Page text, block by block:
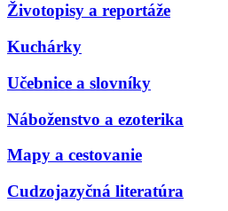
Životopisy a reportáže
Kuchárky
Učebnice a slovníky
Náboženstvo a ezoterika
Mapy a cestovanie
Cudzojazyčná literatúra